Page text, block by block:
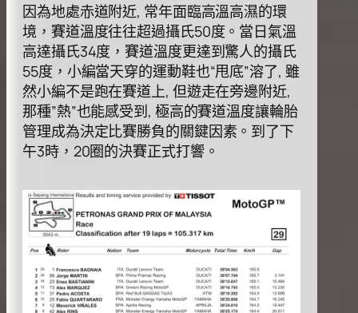
因為地處⾚道附近, 常年⾯臨⾼溫⾼濕的環
境，賽道溫度往往超過攝⽒50度。當⽇氣溫
⾼達攝⽒34度，賽道溫度更達到驚⼈的攝⽒
55度，⼩編當天穿的運動鞋也“甩底”溶了, 雖
然⼩編不是跑在賽道上, 但遊⾛在旁邊附近,
那種”熱”也能感受到, 極⾼的賽道溫度讓輪胎
管理成為決定⽐賽勝負的關鍵因素。到了下
午3時，20圈的決賽正式打響。